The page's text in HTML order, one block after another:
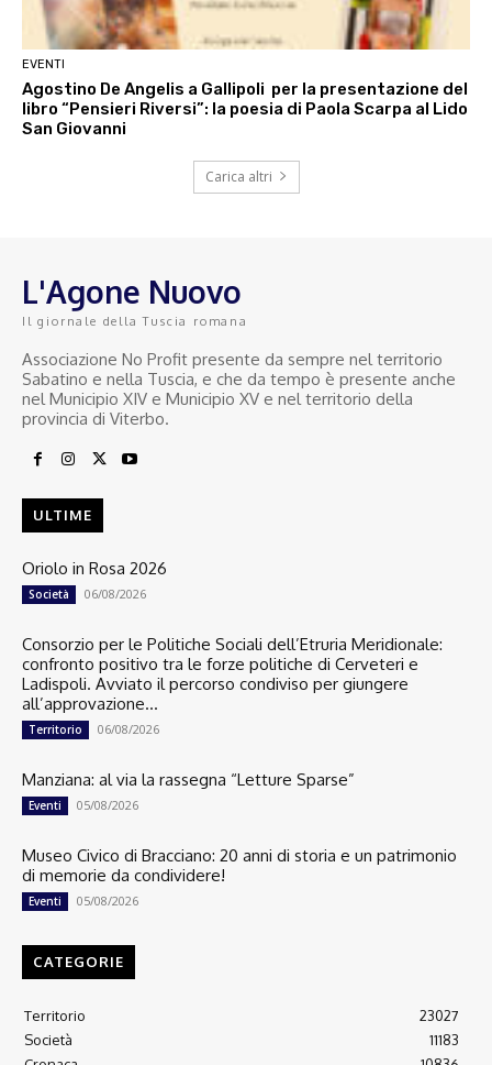
EVENTI
Agostino De Angelis a Gallipoli per la presentazione del
libro “Pensieri Riversi”: la poesia di Paola Scarpa al Lido
San Giovanni
Carica altri
L'Agone Nuovo
Il giornale della Tuscia romana
Associazione No Profit presente da sempre nel territorio
Sabatino e nella Tuscia, e che da tempo è presente anche
nel Municipio XIV e Municipio XV e nel territorio della
provincia di Viterbo.
ULTIME
Oriolo in Rosa 2026
Società 06/08/2026
Consorzio per le Politiche Sociali dell’Etruria Meridionale:
confronto positivo tra le forze politiche di Cerveteri e
Ladispoli. Avviato il percorso condiviso per giungere
all’approvazione...
Territorio 06/08/2026
Manziana: al via la rassegna “Letture Sparse”
Eventi 05/08/2026
Museo Civico di Bracciano: 20 anni di storia e un patrimonio
di memorie da condividere!
Eventi 05/08/2026
CATEGORIE
Territorio
23027
Società
11183